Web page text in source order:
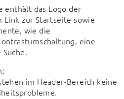
enthält das Logo der
Link zur Startseite sowie
wie die
eine
im Header-Bereich keine